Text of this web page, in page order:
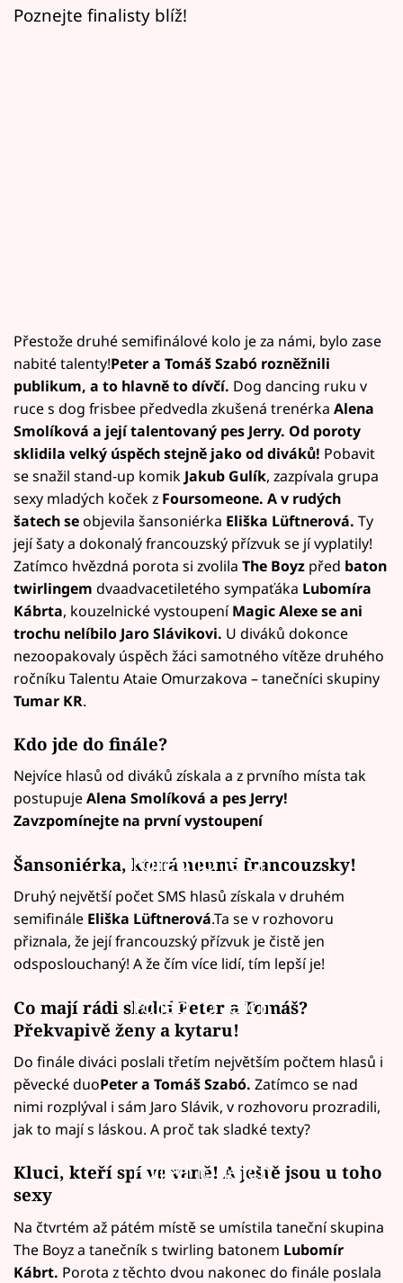
Poznejte finalisty blíž!
Přestože druhé semifinálové kolo je za námi, bylo zase
nabité talenty!Peter a Tomáš Szabó rozněžnili
publikum, a to hlavně to dívčí. Dog dancing ruku v
ruce s dog frisbee předvedla zkušená trenérka Alena
Smolíková a její talentovaný pes Jerry. Od poroty
sklidila velký úspěch stejně jako od diváků! Pobavit
se snažil stand-up komik Jakub Gulík, zazpívala grupa
sexy mladých koček z Foursomeone. A v rudých
šatech seobjevila šansoniérka Eliška Lüftnerová. Ty
její šaty a dokonalý francouzský přízvuk se jí vyplatily!
Zatímco hvězdná porota si zvolila The Boyz před baton
twirlingem dvaadvacetiletého sympaťáka Lubomíra
Kábrta, kouzelnické vystoupeníMagic Alexe se ani
trochu nelíbilo Jaro Slávikovi. U diváků dokonce
nezoopakovaly úspěch žáci samotného vítěze druhého
ročníku Talentu Ataie Omurzakova – tanečníci skupiny
Tumar KR.
Kdo jde do finále?
Nejvíce hlasů od diváků získala a z prvního místa tak
postupujeAlena Smolíková a pes Jerry!
Zavzpomínejte na první vystoupení
Failed to fetch
Šansoniérka, která neumí francouzsky!
Druhý největší počet SMS hlasů získala v druhém
semifinále Eliška Lüftnerová.Ta se v rozhovoru
přiznala, že její francouzský přízvuk je čistě jen
odsposlouchaný! A že čím více lidí, tím lepší je!
Failed to fetch
Co mají rádi sladcí Peter a Tomáš?
Překvapivě ženy a kytaru!
Do finále diváci poslali třetím největším počtem hlasů i
pěvecké duoPeter a Tomáš Szabó. Zatímco se nad
nimi rozplýval i sám Jaro Slávik, v rozhovoru prozradili,
jak to mají s láskou. A proč tak sladké texty?
Failed to fetch
Kluci, kteří spí ve vaně! A ještě jsou u toho
sexy
Na čtvrtém až pátém místě se umístila taneční skupina
The Boyz a tanečník s twirling batonem Lubomír
Kábrt. Porota z těchto dvou nakonec do finále poslala